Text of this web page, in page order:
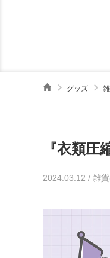
グッズ
『衣類
2024.03.12 / 雑